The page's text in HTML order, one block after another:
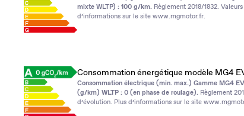
mixte WLTP) : 100 g/km. Règlement 2018/1832.
d’informations sur le site www.mgmotor.fr.
Consommation énergétique modèle MG4
Consommation électrique (min. max.) Gamme MG4
(g/km) WLTP : 0 (en phase de roulage). Règlement
d’évolution. Plus d’informations sur le site